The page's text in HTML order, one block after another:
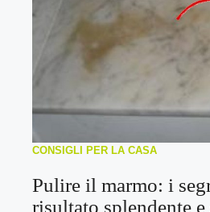
CONSIGLI PER LA CASA
Pulire il marmo: i
risultato splendente e